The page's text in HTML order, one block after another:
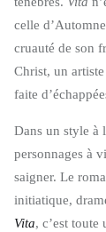
celle
cruauté de son
Christ, un
faite
Dans un style à
personnages à
saigner. Le
initiatique,
Vita, c’est